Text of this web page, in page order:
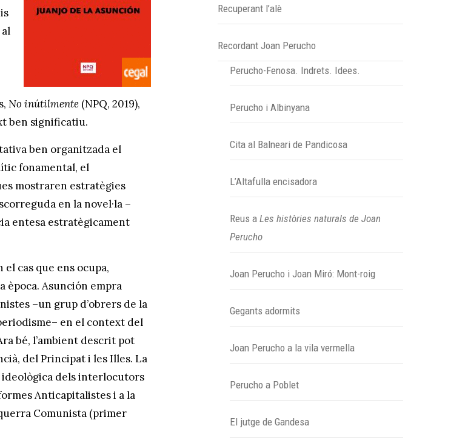
No inútilmente (NPQ, 2019),
ben significatiu.
ben organitzada el
fonamental, el
mostraren estratègies
en la novel·la –
entesa estratègicament
cas que ens ocupa,
època. Asunción empra
–un grup d’obrers de la
en el context del
bé, l’ambient descrit pot
del Principat i les Illes. La
dels interlocutors
Anticapitalistes i a la
Comunista (primer
Recuperant l’alè
Recordant Joan Perucho
Perucho-Fenosa. Indrets. Idees.
Perucho i Albinyana
Cita al Balneari de Pandicosa
L’Altafulla encisadora
Reus a Les històries naturals de Joan
Perucho
Joan Perucho i Joan Miró: Mont-roig
Gegants adormits
Joan Perucho a la vila vermella
Perucho a Poblet
El jutge de Gandesa